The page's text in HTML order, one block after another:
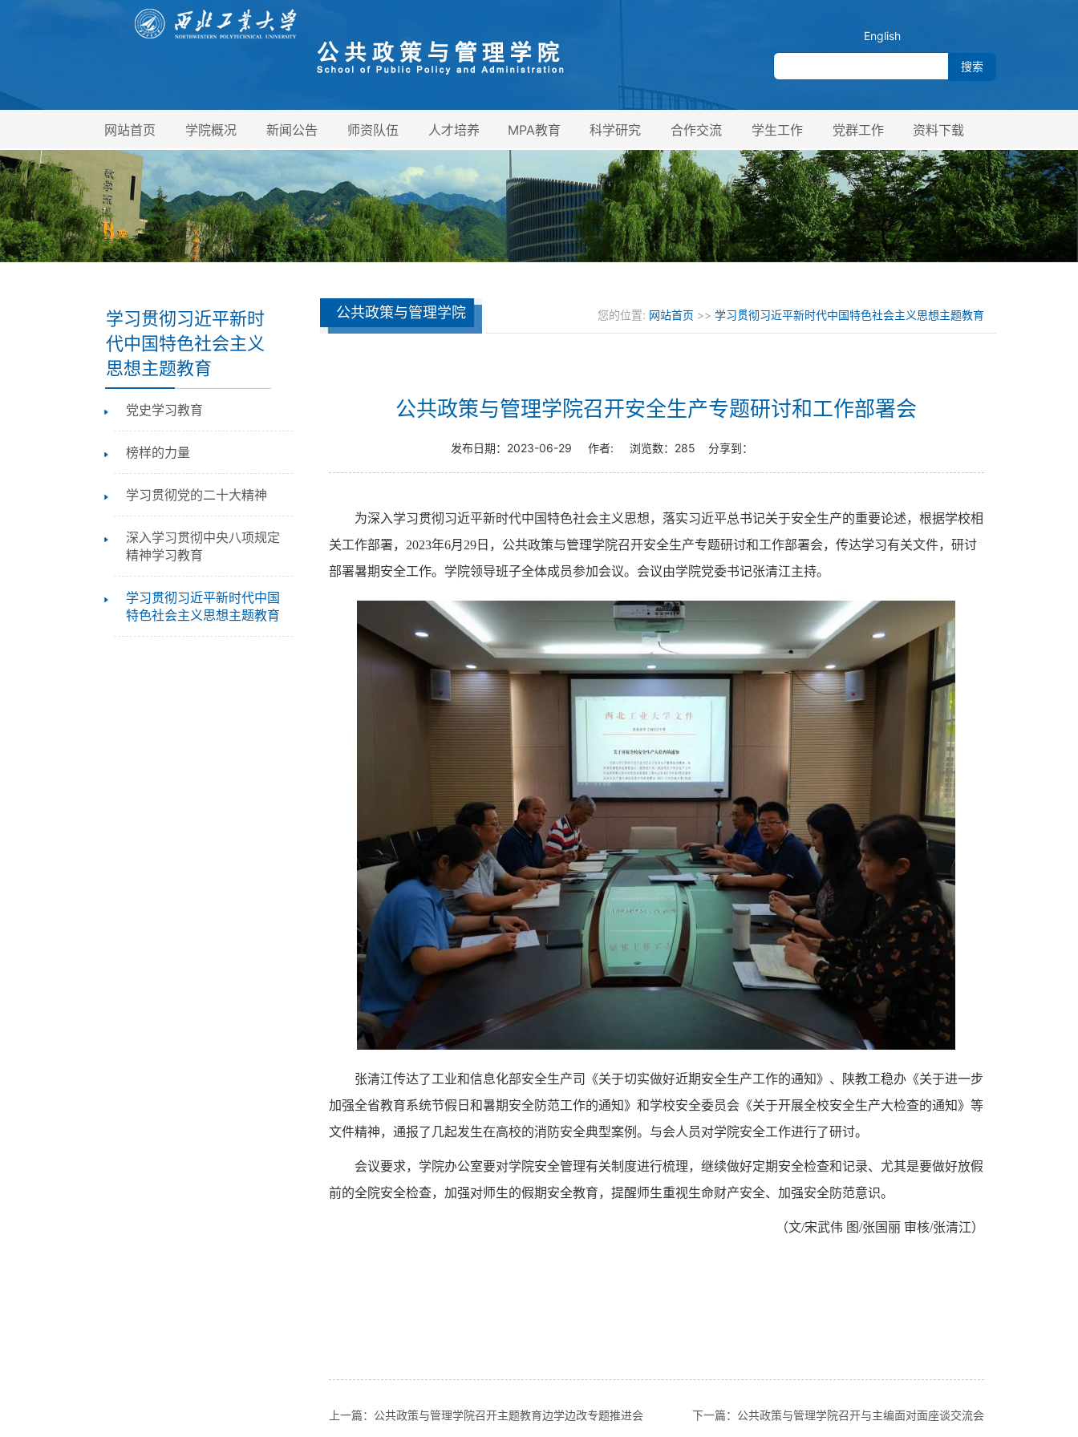
English
网站首页 学院概况 新闻公告 师资队伍 人才培养 MPA教育 科学研究 合作交流 学生工作 党群工作 资料下载
学习贯彻习近平新时
代中国特色社会主义
思想主题教育
党史学习教育
榜样的力量
学习贯彻党的二十大精神
深入学习贯彻中央八项规定
精神学习教育
学习贯彻习近平新时代中国
特色社会主义思想主题教育
公共政策与管理学院 您的位置: 网站首页 >> 学习贯彻习近平新时代中国特色社会主义思想主题教育
公共政策与管理学院召开安全生产专题研讨和工作部署会
发布日期： 2023-06-29 作者: 浏览数： 285 分享到：
为深入学习贯彻习近平新时代中国特色社会主义思想，落实习近平总书记关于安全生产的重要论述，根据学校相
关工作部署， 2023年6月 29日，公共政策与管理学院召开安全生产专题研讨和工作部署会，传达学习有关文件，研讨
部署暑期安全工作。学院领导班子全体成员参加会议。会议由学院党委书记张清江主持。
张清江传达了工业和信息化部安全生产司《关于切实做好近期安全生产工作的通知》、陕教工稳办《关于进一步
加强全省教育系统节假日和暑期安全防范工作的通知》和学校安全委员会《关于开展全校安全生产大检查的通知》等
文件精神，通报了几起发生在高校的消防安全典型案例。与会人员对学院安全工作进行了研讨。
会议要求，学院办公室要对学院安全管理有关制度进行梳理，继续做好定期安全检查和记录、尤其是要做好放假
前的全院安全检查，加强对师生的假期安全教育，提醒师生重视生命财产安全、加强安全防范意识。
（文/宋武伟 图/张国丽 审核/张清江）
上一篇：公共政策与管理学院召开主题教育边学边改专题推进会 下一篇：公共政策与管理学院召开与主编面对面座谈交流会